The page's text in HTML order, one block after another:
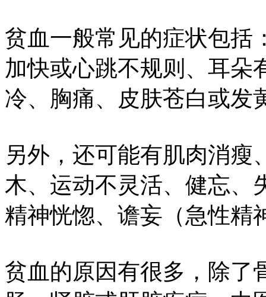
贫血一般常见的症状包括
加快或心跳不规则、耳朵
冷、胸痛、皮肤苍白或发
另外，还可能有肌肉消瘦
木、运动不灵活、健忘、
精神恍惚、谵妄（急性精
贫血的原因有很多，除了